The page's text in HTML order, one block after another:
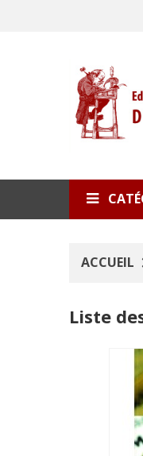
ACCUEIL
Liste